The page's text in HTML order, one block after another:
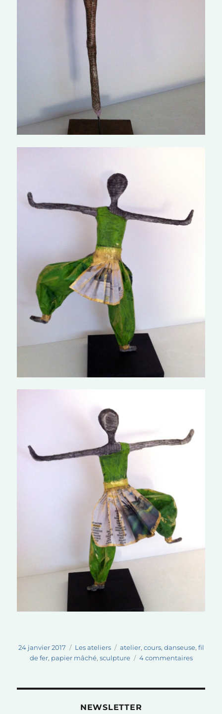
Publié
24 janvier 2017 Catégories
Les ateliers Étiquettes
atelier, cours, danseuse, fil
de fer, papier mâché, sculpture 4 commentairessur
d’un
NEWSLETTER